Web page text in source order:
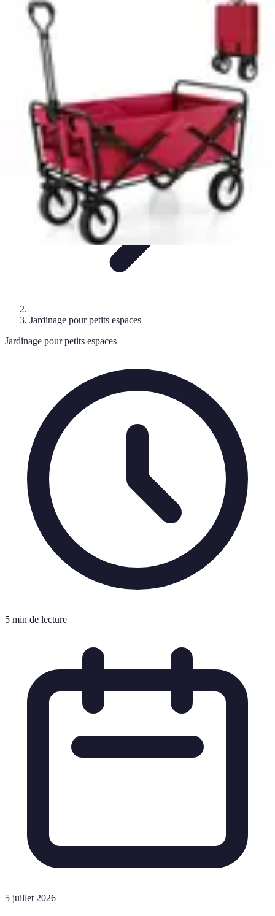
Jardinage Petits Espaces
Plantes adaptées
pratiques
Jardinage Petits Espaces
Jardinage pour petits espaces
Jardinage pour petits espaces
5 min de lecture
5 juillet 2026